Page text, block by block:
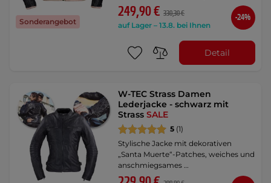
Sonderangebot
249,90 € 330,30 €
auf Lager – 13.8. bei Ihnen
-24%
Detail
W-TEC Strass Damen
Lederjacke - schwarz mit
StrassSALE
5 (1)
Stylische Jacke mit dekorativen
„Santa Muerte“-Patches, weiches und
anschmiegsames …